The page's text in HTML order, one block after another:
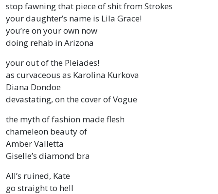
stop fawning that piece of shit from Strokes
your daughter’s name is Lila Grace!
you’re on your own now
doing rehab in Arizona
your out of the Pleiades!
as curvaceous as Karolina Kurkova
Diana Dondoe
devastating, on the cover of Vogue
the myth of fashion made flesh
chameleon beauty of
Amber Valletta
Giselle’s diamond bra
All’s ruined, Kate
go straight to hell